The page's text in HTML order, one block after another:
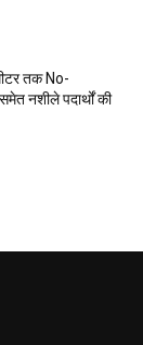
तक No-
नशीले पदार्थों की